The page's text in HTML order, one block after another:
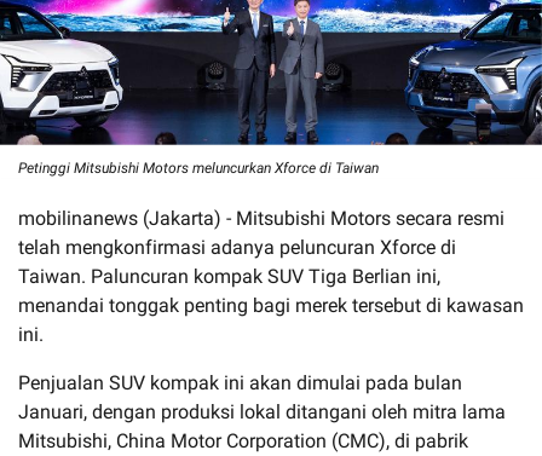
Petinggi Mitsubishi Motors meluncurkan Xforce di Taiwan
mobilinanews (Jakarta) - Mitsubishi Motors secara resmi
telah mengkonfirmasi adanya peluncuran Xforce di
Taiwan. Paluncuran kompak SUV Tiga Berlian ini,
menandai tonggak penting bagi merek tersebut di kawasan
ini.
Penjualan SUV kompak ini akan dimulai pada bulan
Januari, dengan produksi lokal ditangani oleh mitra lama
Mitsubishi, China Motor Corporation (CMC), di pabrik